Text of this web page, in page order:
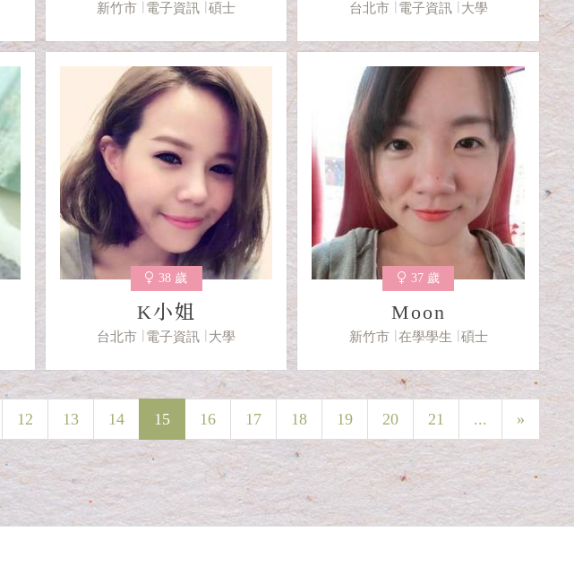
新竹市 電子資訊 碩士 台北市 電子資訊 大學
38 歲
K小姐
台北市 電子資訊 大學
37 歲
Moon
新竹市 在學學生 碩士
12 13 14 15 16 17 18 19 20 21 ... »